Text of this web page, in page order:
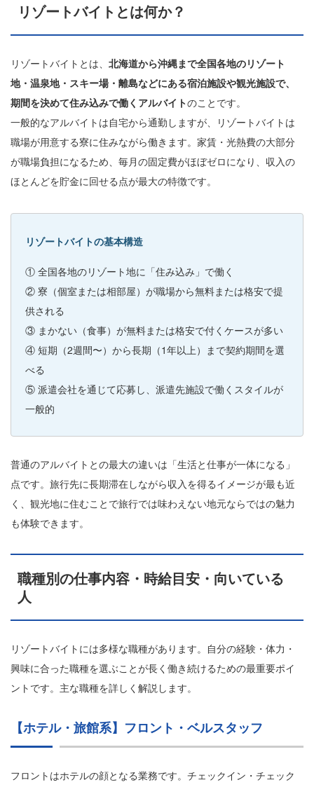
リゾートバイトとは何か？
リゾートバイトとは、 北海道から沖縄まで全国各地のリゾート
地・温泉地・スキー場・離島などにある宿泊施設や観光施設で、
期間を決めて住み込みで働くアルバイトのことです。
一般的なアルバイトは自宅から通勤しますが、リゾートバイトは
職場が用意する寮に住みながら働きます。家賃・光熱費の大部分
が職場負担になるため、毎月の固定費がほぼゼロになり、収入の
ほとんどを貯金に回せる点が最大の特徴です。
リゾートバイトの基本構造
① 全国各地のリゾート地に「住み込み」で働く
② 寮（個室または相部屋）が職場から無料または格安で提
供される
③ まかない（食事）が無料または格安で付くケースが多い
④ 短期（2週間〜）から長期（1年以上）まで契約期間を選
べる
⑤ 派遣会社を通じて応募し、派遣先施設で働くスタイルが
一般的
普通のアルバイトとの最大の違いは「生活と仕事が一体になる」
点です。旅行先に長期滞在しながら収入を得るイメージが最も近
く、観光地に住むことで旅行では味わえない地元ならではの魅力
も体験できます。
職種別の仕事内容・時給目安・向いている
人
リゾートバイトには多様な職種があります。自分の経験・体力・
興味に合った職種を選ぶことが長く働き続けるための最重要ポイ
ントです。主な職種を詳しく解説します。
【ホテル・旅館系】フロント・ベルスタッフ
フロントはホテルの顔となる業務です。チェックイン・チェック